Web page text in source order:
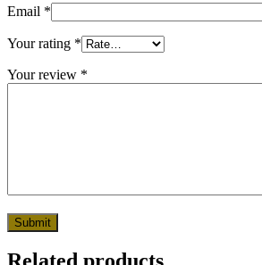
Email *
Your rating *
Your review *